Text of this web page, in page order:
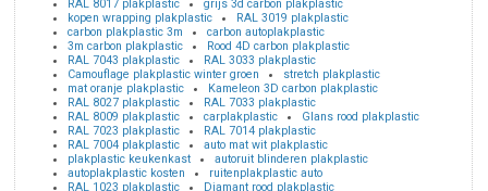
RAL 8017 plakplastic
grijs 3d carbon plakplastic
kopen wrapping plakplastic
RAL 3019 plakplastic
carbon plakplastic 3m
carbon autoplakplastic
3m carbon plakplastic
Rood 4D carbon plakplastic
RAL 7043 plakplastic
RAL 3033 plakplastic
Camouflage plakplastic winter groen
stretch plakplastic
mat oranje plakplastic
Kameleon 3D carbon plakplastic
RAL 8027 plakplastic
RAL 7033 plakplastic
RAL 8009 plakplastic
carplakplastic
Glans rood plakplastic
RAL 7023 plakplastic
RAL 7014 plakplastic
RAL 7004 plakplastic
auto mat wit plakplastic
plakplastic keukenkast
autoruit blinderen plakplastic
autoplakplastic kosten
ruitenplakplastic auto
RAL 1023 plakplastic
Diamant rood plakplastic